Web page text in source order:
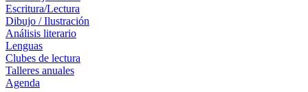
Escritura/Lectura
Dibujo / Ilustración
Análisis literario
Lenguas
Clubes de lectura
Talleres anuales
Agenda